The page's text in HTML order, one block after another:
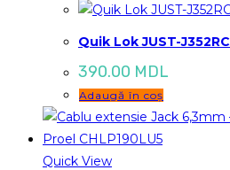
Quik Lok JUST-
390.00 MDL
Adaugă în coș
Quick View